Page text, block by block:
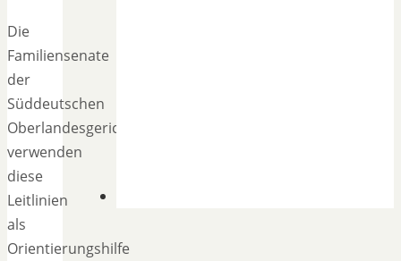
Die
Familiensenate
der
Süddeutschen
Oberlandesgerichte
verwenden
diese
Leitlinien
als
Orientierungshilfe